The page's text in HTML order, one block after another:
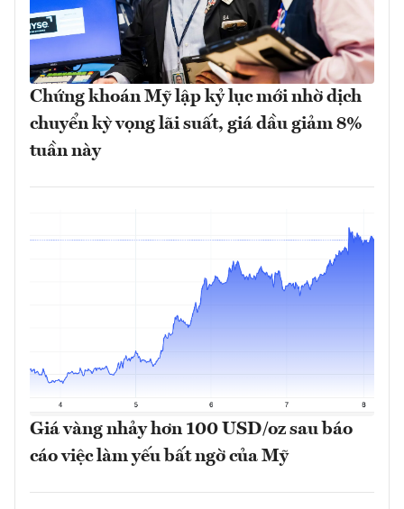
Chứng khoán Mỹ lập kỷ lục mới nhờ dịch
chuyển kỳ vọng lãi suất, giá dầu giảm 8%
tuần này
Giá vàng nhảy hơn 100 USD/oz sau báo
cáo việc làm yếu bất ngờ của Mỹ